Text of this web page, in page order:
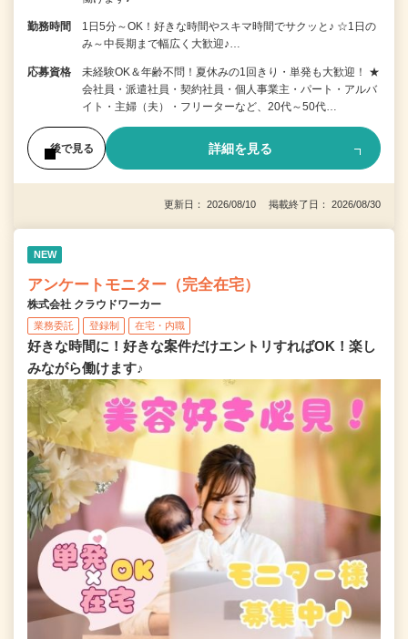
勤務時間
1日5分～OK！好きな時間やスキマ時間でサクッと♪ ☆1日の
み～中長期まで幅広く大歓迎♪…
応募資格
未経験OK＆年齢不問！夏休みの1回きり・単発も大歓迎！ ★
会社員・派遣社員・契約社員・個人事業主・パート・アルバ
イト・主婦（夫）・フリーターなど、20代～50代…
後で見る 詳細を見る
更新日： 2026/08/10 掲載終了日： 2026/08/30
NEW
アンケートモニター（完全在宅）
株式会社 クラウドワーカー
業務委託 登録制 在宅・内職
好きな時間に！好きな案件だけエントリすればOK！楽し
みながら働けます♪